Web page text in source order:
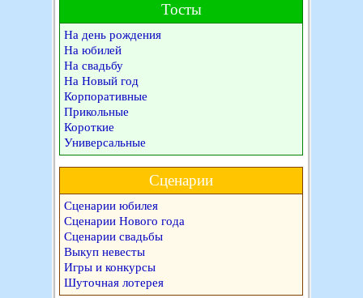
Тосты
На день рождения
На юбилей
На свадьбу
На Новый год
Корпоративные
Прикольные
Короткие
Универсальные
Сценарии
Сценарии юбилея
Сценарии Нового года
Сценарии свадьбы
Выкуп невесты
Игры и конкурсы
Шуточная лотерея